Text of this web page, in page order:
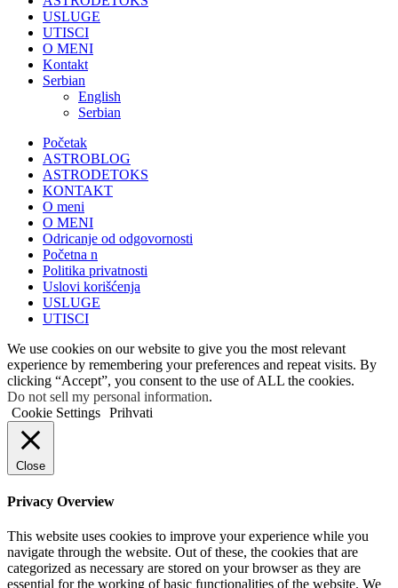
USLUGE
UTISCI
O MENI
Kontakt
Serbian
English
Serbian
Početak
ASTROBLOG
ASTRODETOKS
KONTAKT
O meni
O MENI
Odricanje od odgovornosti
Početna n
Politika privatnosti
Uslovi korišćenja
USLUGE
UTISCI
We use cookies on our website to give you the most relevant
experience by remembering your preferences and repeat visits. By
clicking “Accept”, you consent to the use of ALL the cookies.
Do not sell my personal information.
Cookie Settings Prihvati
Close
Privacy Overview
This website uses cookies to improve your experience while you
navigate through the website. Out of these, the cookies that are
categorized as necessary are stored on your browser as they are
essential for the working of basic functionalities of the website. We